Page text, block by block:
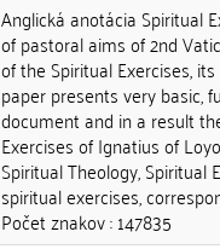
Anglická anotácia Spiritual
of pastoral aims of 2nd
of the Spiritual Exercises,
paper presents very basic,
document and in a result
Exercises of Ignatius of
Spiritual Theology, Spiritual
spiritual exercises,
Počet znakov : 147835